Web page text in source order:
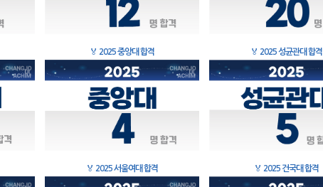
🏅 2025 중앙대 합격 🏅 2025 성균관대 합격
🏅 2025 서울여대 합격 🏅 2025 건국대 합격